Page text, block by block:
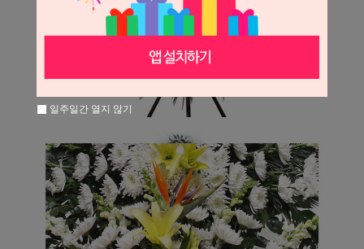
일주일간 열지 않기